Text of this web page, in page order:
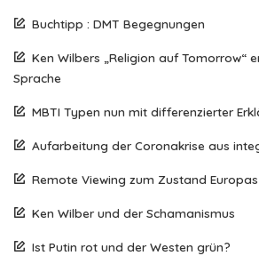
Buchtipp : DMT Begegnungen
Ken Wilbers „Religion auf Tomorrow“
Sprache
MBTI Typen nun mit differenzierter
Aufarbeitung der Coronakrise aus
Remote Viewing zum Zustand
Ken Wilber und der Schamanismus
Ist Putin rot und der Westen grün?